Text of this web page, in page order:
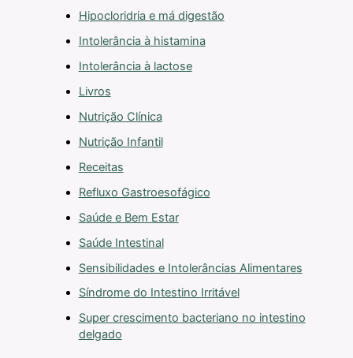
Hipocloridria e má digestão
Intolerância à histamina
Intolerância à lactose
Livros
Nutrição Clínica
Nutrição Infantil
Receitas
Refluxo Gastroesofágico
Saúde e Bem Estar
Saúde Intestinal
Sensibilidades e Intolerâncias Alimentares
Síndrome do Intestino Irritável
Super crescimento bacteriano no intestino
delgado